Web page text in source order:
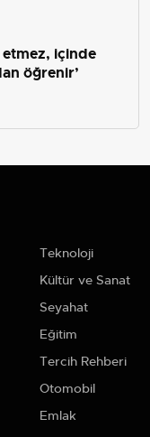
içinde
öğrenir’
Teknoloji
Kültür ve Sanat
Seyahat
Eğitim
Tercih Rehberi
Otomobil
Emlak